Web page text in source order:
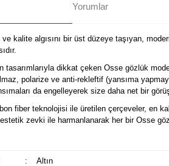
Yorumlar
kalite algısını bir üst düzeye taşıyan,
tasarımlarıyla dikkat çeken Osse gözlük
polarize ve anti-rekleftif (yansıma
da engelleyerek size daha net bir
fiber teknolojisi ile üretilen çerçeveler, en
estetik zevki ile harmanlanarak her bir Osse
: Altın